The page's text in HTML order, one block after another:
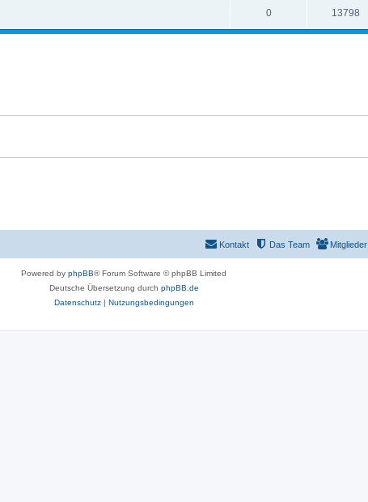
0 13798
Mitglieder
Das Team
Kontakt
Powered by phpBB® Forum Software © phpBB Limited
Deutsche Übersetzung durch phpBB.de
Datenschutz| Nutzungsbedingungen